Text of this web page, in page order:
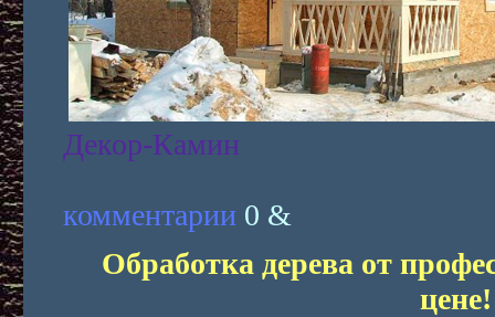
Декор-Камин
комментарии 0 &
Обработка дерева от
цене!